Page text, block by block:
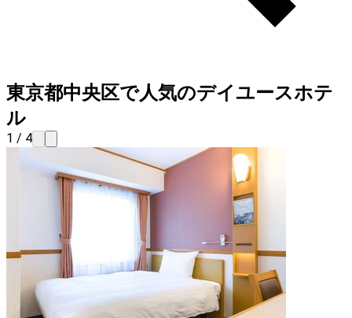
東京都中央区で人気のデイユースホテ
ル
1 / 4